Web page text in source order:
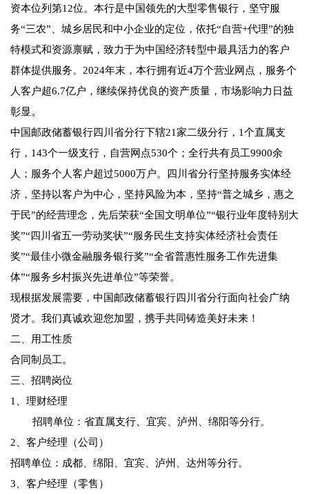
资本位列第12位。本行是中国领先的大型零售银行，坚守服
务“三农”、城乡居民和中小企业的定位，依托“自营+代理”的独
特模式和资源禀赋，致力于为中国经济转型中最具活力的客户
群体提供服务。2024年末，本行拥有近4万个营业网点，服务个
人客户超6.7亿户，继续保持优良的资产质量，市场影响力日益
彰显。
中国邮政储蓄银行四川省分行下辖21家二级分行，1个直属支
行，143个一级支行，自营网点530个；全行共有员工9900余
人；服务个人客户超过5000万户。四川省分行坚持服务实体经
济，坚持以客户为中心，坚持风险为本，坚持“普之城乡，惠之
于民”的经营理念，先后荣获“全国文明单位”“银行业年度特别大
奖”“四川省五一劳动奖状”“服务民生支持实体经济社会责任
奖”“最佳小微金融服务银行奖”“全省普惠性服务工作先进集
体”“服务乡村振兴先进单位”等荣誉。
现根据发展需要，中国邮政储蓄银行四川省分行面向社会广纳
贤才。我们真诚欢迎您加盟，携手共同铸造美好未来！
二、用工性质
合同制员工。
三、招聘岗位
1、理财经理
招聘单位：省直属支行、宜宾、泸州、绵阳等分行。
2、客户经理（公司）
招聘单位：成都、绵阳、宜宾、泸州、达州等分行。
3、客户经理（零售）